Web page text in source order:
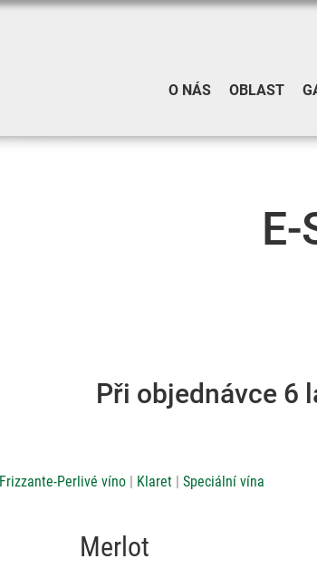
O NÁS OBLAST
E-
Při objednávce 6
Frizzante-Perlivé víno Klaret Speciální vína
Merlot